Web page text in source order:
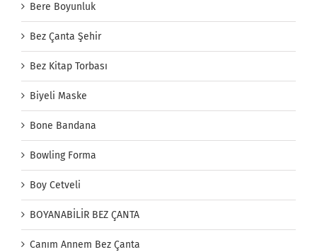
Bere Boyunluk
Bez Çanta Şehir
Bez Kitap Torbası
Biyeli Maske
Bone Bandana
Bowling Forma
Boy Cetveli
BOYANABİLİR BEZ ÇANTA
Canım Annem Bez Çanta